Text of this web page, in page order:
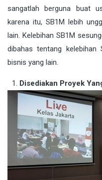
sangatlah berguna buat
karena itu, SB1M lebih
lain. Kelebihan SB1M
dibahas tentang kelebihan
bisnis yang lain.
Disediakan Proyek